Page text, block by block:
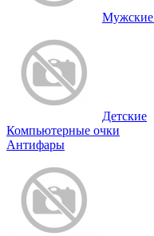
Мужские
Детские
Компьютерные очки
Антифары